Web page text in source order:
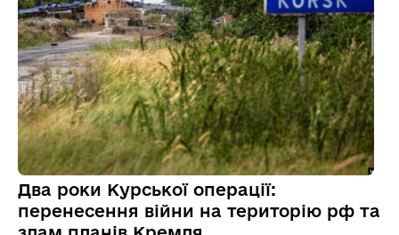
Два роки Курської операції:
перенесення війни на територію рф та